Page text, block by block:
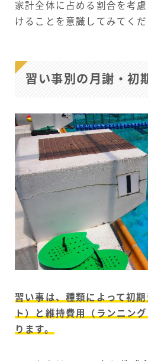
家計全体に占める割合を考
けることを意識してみてくだ
習い事別の月謝・初
習い事は、種類によって初
ト）と維持費用（ランニン
ります。